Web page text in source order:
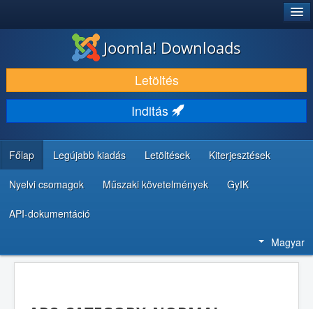
LETÖLTÉS ÉS KITERJESZTÉS
FEDEZZE FEL ÉS TANULJA MEG
KÖZÖSSÉG ÉS TÁMOGATÁS
FEJLESZTŐI ERŐFORRÁSOK
Joomla! Downloads
Letöltés
Inditás
Főlap Legújabb kiadás Letöltések Kiterjesztések
Nyelvi csomagok Műszaki követelmények GyIK
API-dokumentáció
Magyar